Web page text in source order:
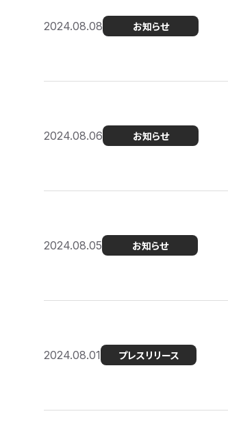
2024.08.08 お知らせ
2024.08.06 お知らせ
2024.08.05 お知らせ
2024.08.01 プレスリリース